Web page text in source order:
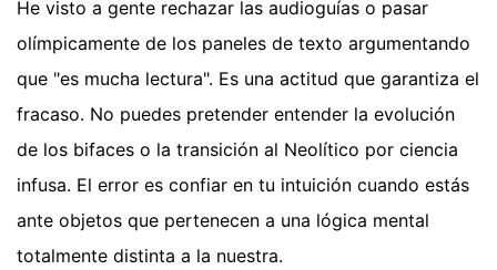
He visto a gente rechazar las audioguías o pasar
olímpicamente de los paneles de texto argumentando
que "es mucha lectura". Es una actitud que garantiza el
fracaso. No puedes pretender entender la evolución
de los bifaces o la transición al Neolítico por ciencia
infusa. El error es confiar en tu intuición cuando estás
ante objetos que pertenecen a una lógica mental
totalmente distinta a la nuestra.